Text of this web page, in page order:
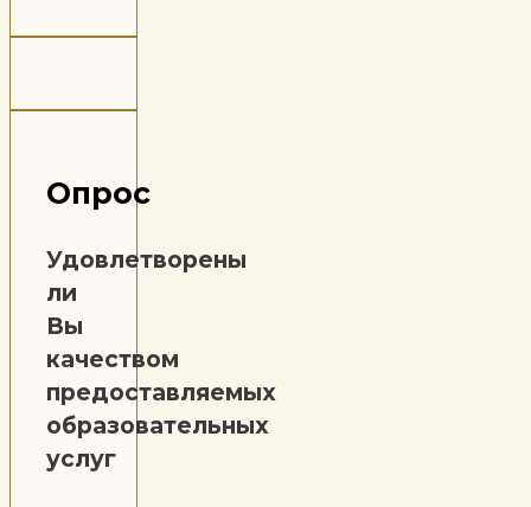
Опрос
Удовлетворены
ли
Вы
качеством
предоставляемых
образовательных
услуг